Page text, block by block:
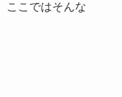
ここではそんな